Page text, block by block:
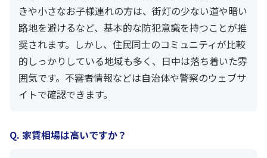
きや小さなお子様連れの方は、街灯の少ない道や暗い
路地を避けるなど、基本的な防犯意識を持つことが推
奨されます。しかし、住民同士のコミュニティが比較
的しっかりしている地域も多く、日中は落ち着いた雰
囲気です。不審者情報などは自治体や警察のウェブサ
イトで確認できます。
Q. 家賃相場は高いですか？